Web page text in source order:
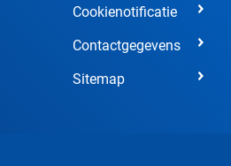
Cookienotificatie
Contactgegevens
Sitemap